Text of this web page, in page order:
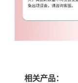
相关产品：